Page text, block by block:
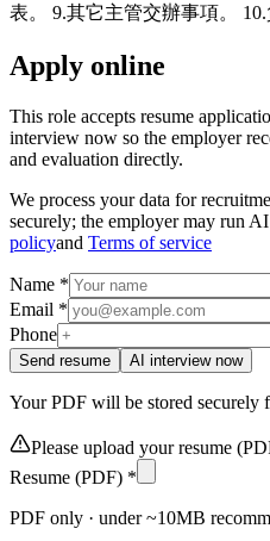
表。 9.其它主管交辦事項。 10.
Apply online
This role accepts resume
interview now so the employer
and evaluation directly.
We process your data for
securely; the employer may run
policyand Terms of service
Name *
Email *
Phone
Send resume AI interview now
Your PDF will be stored securely
Please upload your resume
Resume (PDF) *
PDF only · under ~10MB